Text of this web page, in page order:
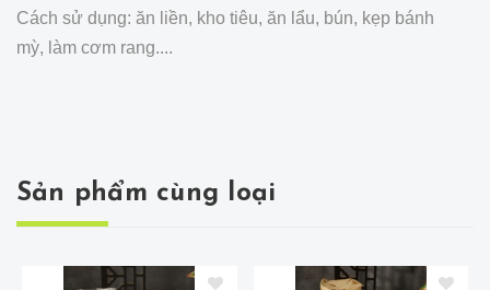
Cách sử dụng: ăn liền, kho tiêu, ăn lẩu, bún, kẹp bánh
mỳ, làm cơm rang....
Sản phẩm cùng loại